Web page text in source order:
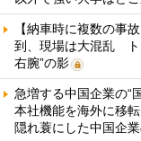
【納車時に複数の事
到、現場は大混乱 ト
右腕”の影
急増する中国企業の
本社機能を海外に移
隠れ蓑にした中国企